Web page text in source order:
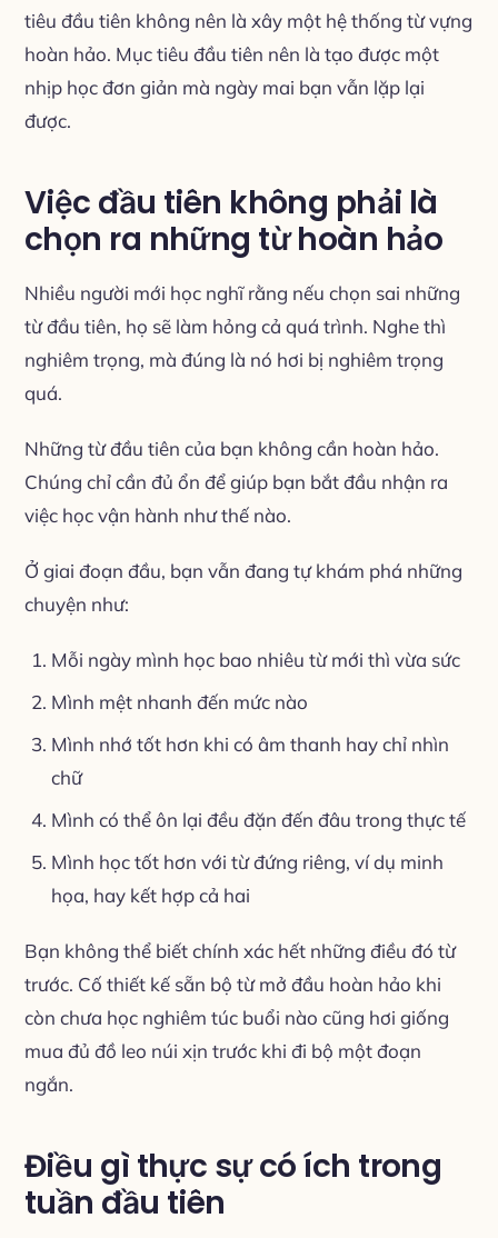
tiêu đầu tiên không nên là xây một hệ thống từ vựng
hoàn hảo. Mục tiêu đầu tiên nên là tạo được một
nhịp học đơn giản mà ngày mai bạn vẫn lặp lại
được.
Việc đầu tiên không phải là
chọn ra những từ hoàn hảo
Nhiều người mới học nghĩ rằng nếu chọn sai những
từ đầu tiên, họ sẽ làm hỏng cả quá trình. Nghe thì
nghiêm trọng, mà đúng là nó hơi bị nghiêm trọng
quá.
Những từ đầu tiên của bạn không cần hoàn hảo.
Chúng chỉ cần đủ ổn để giúp bạn bắt đầu nhận ra
việc học vận hành như thế nào.
Ở giai đoạn đầu, bạn vẫn đang tự khám phá những
chuyện như:
Mỗi ngày mình học bao nhiêu từ mới thì vừa sức
Mình mệt nhanh đến mức nào
Mình nhớ tốt hơn khi có âm thanh hay chỉ nhìn
chữ
Mình có thể ôn lại đều đặn đến đâu trong thực tế
Mình học tốt hơn với từ đứng riêng, ví dụ minh
họa, hay kết hợp cả hai
Bạn không thể biết chính xác hết những điều đó từ
trước. Cố thiết kế sẵn bộ từ mở đầu hoàn hảo khi
còn chưa học nghiêm túc buổi nào cũng hơi giống
mua đủ đồ leo núi xịn trước khi đi bộ một đoạn
ngắn.
Điều gì thực sự có ích trong
tuần đầu tiên